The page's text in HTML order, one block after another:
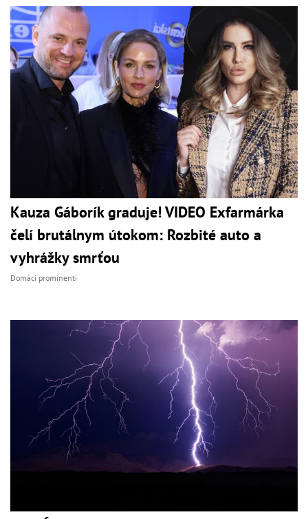
Kauza Gáborík graduje! VIDEO Exfarmárka
čelí brutálnym útokom: Rozbité auto a
vyhrážky smrťou
Domáci prominenti